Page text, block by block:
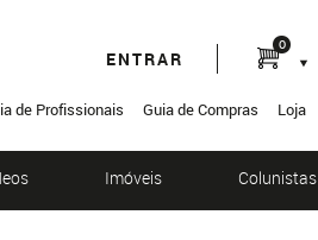
0
ENTRAR
de Profissionais Guia de Compras Loja
Imóveis Colunistas